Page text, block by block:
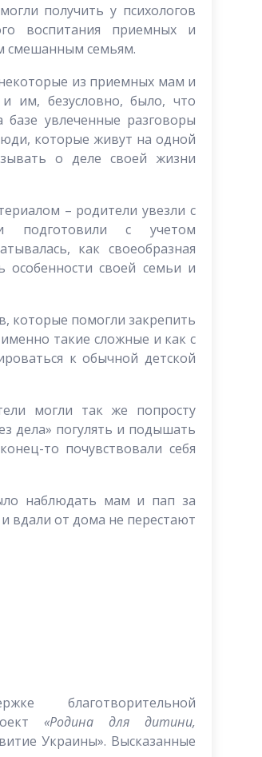
получить у психологов
воспитания приемных и
смешанным семьям.
из приемных мам и
им, безусловно, было, что
базе увлеченные разговоры
которые живут на одной
о деле своей жизни
– родители увезли с
подготовили с учетом
как своеобразная
особенности своей семьи и
которые помогли закрепить
такие сложные и как с
к обычной детской
могли так же попросту
дела» погулять и подышать
то почувствовали себя
наблюдать мам и пап за
вдали от дома не перестают
благотворительной
«Родина для дитини,
Украины». Высказанные